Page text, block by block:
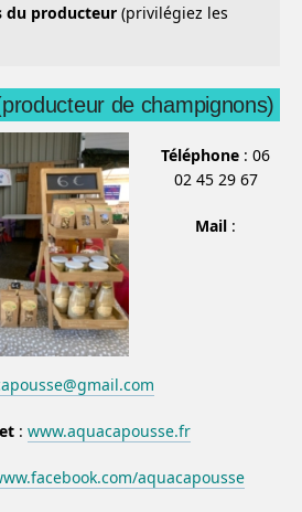
du producteur (privilégiez les
de champignons)
Téléphone : 06
02 45 29 67
Mail :
: www.aquacapousse.fr
aquacapousse